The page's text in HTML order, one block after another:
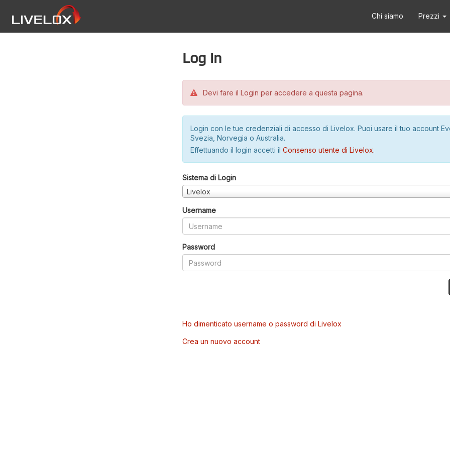
Chi siamo Prezzi
Log in
Devi fare il Login per accedere a questa pagina.
Login con le tue credenziali di accesso di Livelox. Puoi usare il tuo account
Svezia, Norvegia o Australia.
Effettuando il login accetti il Consenso utente di Livelox.
Sistema di Login
Livelox
Username
Password
Ho dimenticato username o password di Livelox
Crea un nuovo account